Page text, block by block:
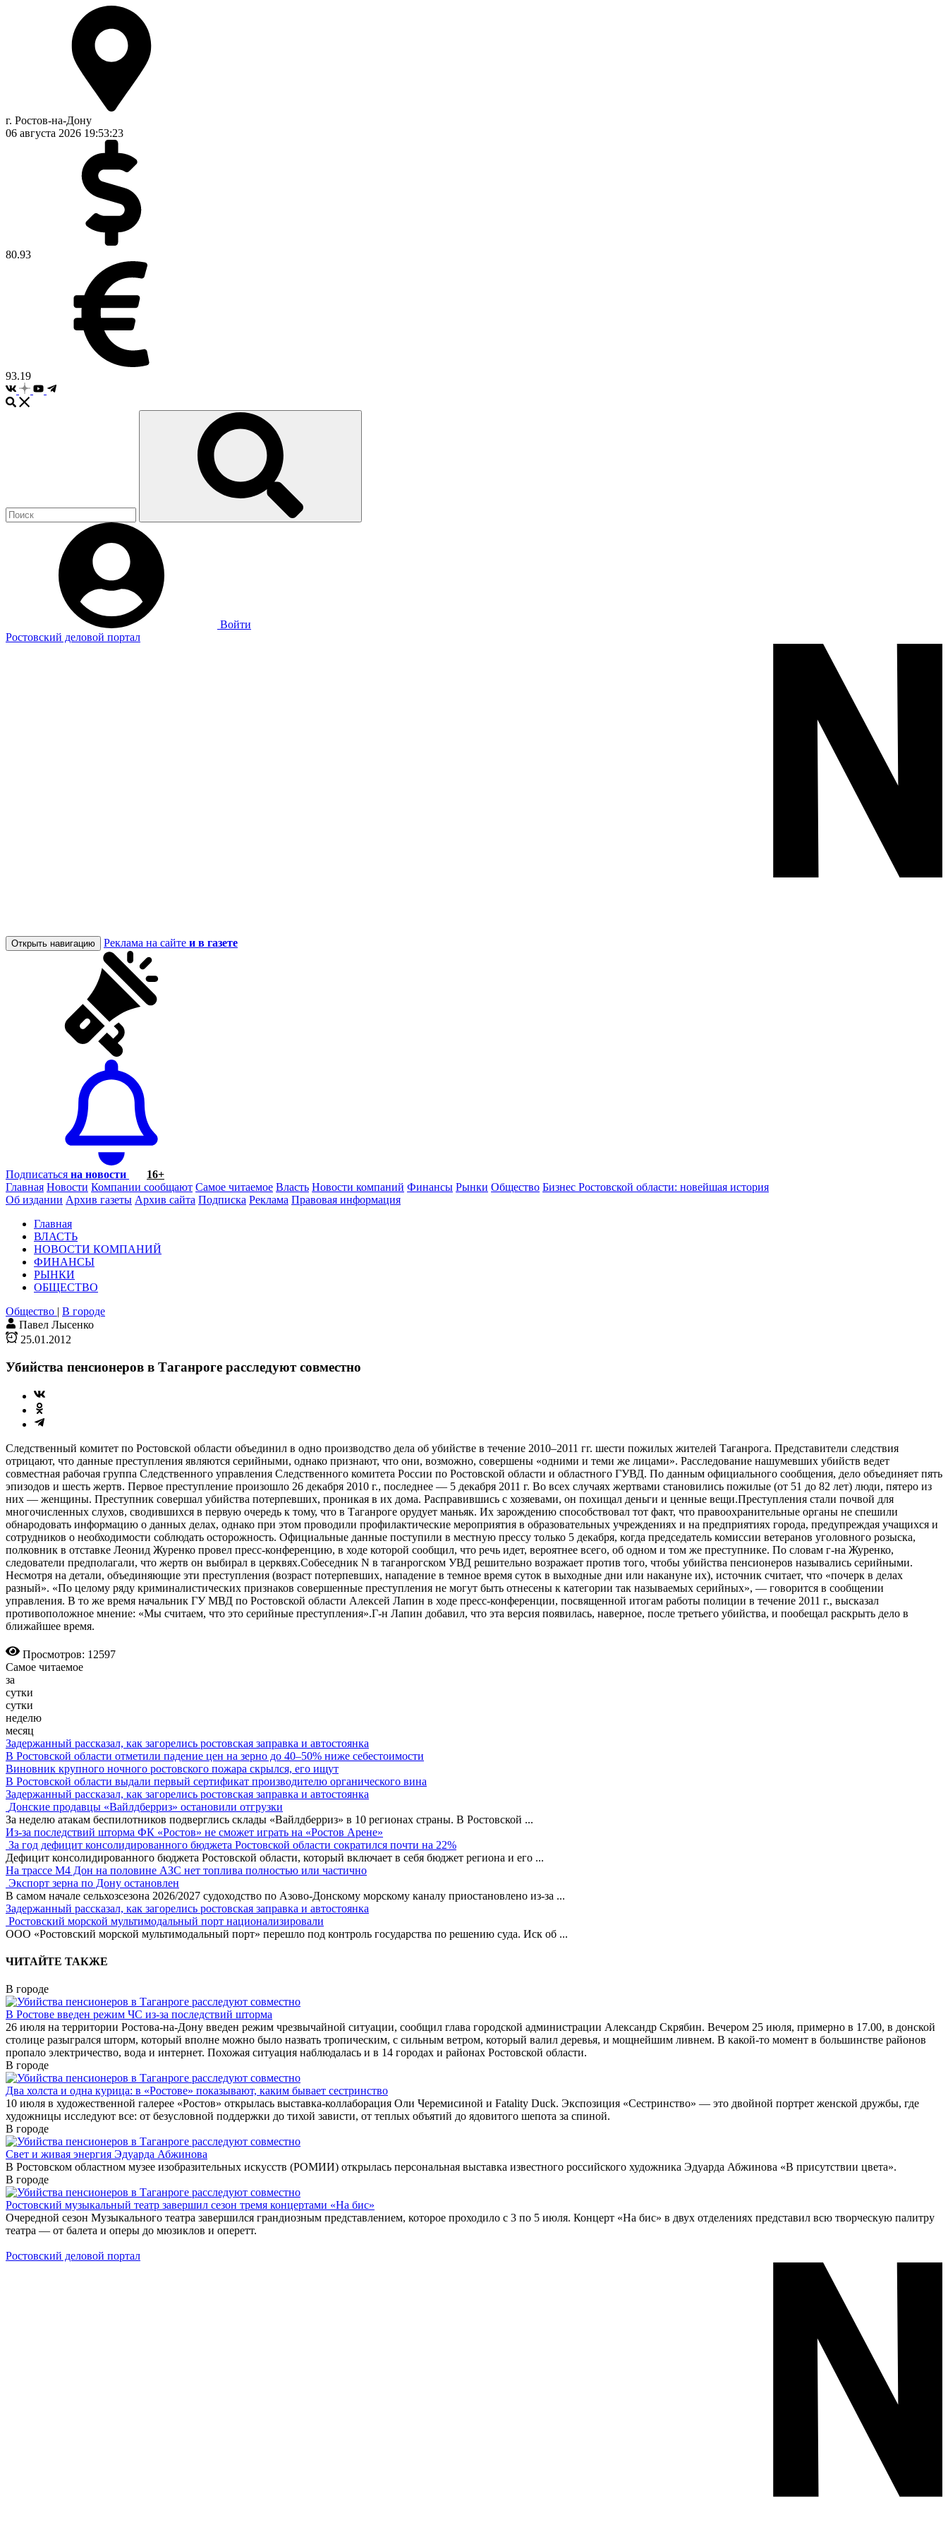
г. Ростов-на-Дону
06 августа 2026 19:53:24
80.93
93.19
Войти
Ростовский деловой портал
Открыть навигацию Реклама на сайте и в газете
Подписаться на новости
16+
Главная Новости Компании сообщают Самое читаемое Власть Новости компаний Финансы Рынки Общество Бизнес Ростовской области: новейшая история
Об издании Архив газеты Архив сайта Подписка Реклама Правовая информация
Главная
ВЛАСТЬ
НОВОСТИ КОМПАНИЙ
ФИНАНСЫ
РЫНКИ
ОБЩЕСТВО
Общество | В городе
Павел Лысенко
25.01.2012
Убийства пенсионеров в Таганроге расследуют совместно
Следственный комитет по Ростовской области объединил в одно производство дела об убийстве в течение 2010–2011 гг. шести пожилых жителей Таганрога. Представители следствия
отрицают, что данные преступления являются серийными, однако признают, что они, возможно, совершены «одними и теми же лицами». Расследование нашумевших убийств ведет
совместная рабочая группа Следственного управления Следственного комитета России по Ростовской области и областного ГУВД. По данным официального сообщения, дело объединяет пять
эпизодов и шесть жертв. Первое преступление произошло 26 декабря 2010 г., последнее — 5 декабря 2011 г. Во всех случаях жертвами становились пожилые (от 51 до 82 лет) люди, пятеро из
них — женщины. Преступник совершал убийства потерпевших, проникая в их дома. Расправившись с хозяевами, он похищал деньги и ценные вещи.Преступления стали почвой для
многочисленных слухов, сводившихся в первую очередь к тому, что в Таганроге орудует маньяк. Их зарождению способствовал тот факт, что правоохранительные органы не спешили
обнародовать информацию о данных делах, однако при этом проводили профилактические мероприятия в образовательных учреждениях и на предприятиях города, предупреждая учащихся и
сотрудников о необходимости соблюдать осторожность. Официальные данные поступили в местную прессу только 5 декабря, когда председатель комиссии ветеранов уголовного розыс­ка,
полковник в отставке Леонид Журенко провел пресс-конференцию, в ходе которой сообщил, что речь идет, вероятнее всего, об одном и том же преступнике. По словам г-на Журенко,
следователи предполагали, что жертв он выбирал в церквях.Собеседник N в таганрогском УВД решительно возражает против того, чтобы убийства пенсионеров назывались серийными.
Несмотря на детали, объединяющие эти преступ­ления (возраст потерпевших, нападение в темное время суток в выходные дни или накануне их), источник считает, что «почерк в делах
разный». «По целому ряду криминалистических признаков совершенные преступления не могут быть отнесены к категории так называемых серийных», — говорится в сообщении
управления. В то же время начальник ГУ МВД по Ростовской области Алексей Лапин в ходе пресс-конференции, посвященной итогам работы полиции в течение 2011 г., высказал
противоположное мнение: «Мы считаем, что это серийные преступления».Г-н Лапин добавил, что эта версия появилась, наверное, после третьего убийства, и пообещал раскрыть дело в
ближайшее время.
Просмотров: 12597
Самое читаемое
за
сутки
сутки
неделю
месяц
Задержанный рассказал, как загорелись ростовская заправка и автостоянка
В Ростовской области отметили падение цен на зерно до 40–50% ниже себестоимости
Виновник крупного ночного ростовского пожара скрылся, его ищут
В Ростовской области выдали первый сертификат производителю органического вина
Задержанный рассказал, как загорелись ростовская заправка и автостоянка
Донские продавцы «Вайлдберриз» остановили отгрузки
За неделю атакам беспилотников подверглись склады «Вайлдберриз» в 10 регионах страны. В Ростовской ...
Из-за последствий шторма ФК «Ростов» не сможет играть на «Ростов Арене»
За год дефицит консолидированного бюджета Ростовской области сократился почти на 22%
Дефицит консолидированного бюджета Ростовской области, который включает в себя бюджет региона и его ...
На трассе М4 Дон на половине АЗС нет топлива полностью или частично
Экспорт зерна по Дону остановлен
В самом начале сельхозсезона 2026/2027 судоходство по Азово-Донскому морскому каналу приостановлено из-за ...
Задержанный рассказал, как загорелись ростовская заправка и автостоянка
Ростовский морской мультимодальный порт национализировали
ООО «Ростовский морской мультимодальный порт» перешло под контроль государства по решению суда. Иск об ...
ЧИТАЙТЕ ТАКЖЕ
В городе
В Ростове введен режим ЧС из-за последствий шторма
26 июля на территории Ростова-на-Дону введен режим чрезвычайной ситуации, сообщил глава городской администрации Александр Скрябин. Вечером 25 июля, примерно в 17.00, в донской
столице разыгрался шторм, который вполне можно было назвать тропическим, с сильным ветром, который валил деревья, и мощнейшим ливнем. В какой-то момент в большинстве районов
пропало электричество, вода и интернет. Похожая ситуация наблюдалась и в 14 городах и районах Ростовской области.
В городе
Два холста и одна курица: в «Ростове» показывают, каким бывает сестринство
10 июля в художественной галерее «Ростов» открылась выставка-коллаборация Оли Черемисиной и Fatality Duck. Экспозиция «Сестринство» — это двойной портрет женской дружбы, где
художницы исследуют все: от безусловной поддержки до тихой зависти, от теплых объятий до ядовитого шепота за спиной.
В городе
Свет и живая энергия Эдуарда Абжинова
В Ростовском областном музее изобразительных искусств (РОМИИ) открылась персональная выставка известного российского художника Эдуарда Абжинова «В присутствии цвета».
В городе
Ростовский музыкальный театр завершил сезон тремя концертами «На бис»
Очередной сезон Музыкального театра завершился грандиозным представлением, которое проходило с 3 по 5 июля. Концерт «На бис» в двух отделениях представил всю творческую палитру
театра — от балета и оперы до мюзиклов и оперетт.
Ростовский деловой портал